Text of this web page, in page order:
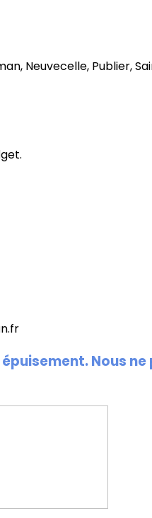
Neuvecelle, Publier,
Nous ne